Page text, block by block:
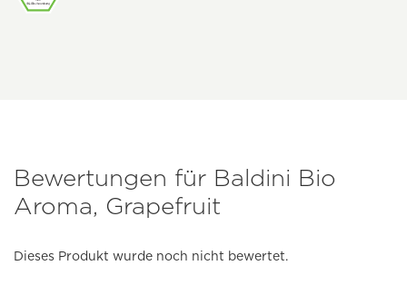
Bewertungen für Baldini Bio
Aroma, Grapefruit
Dieses Produkt wurde noch nicht bewertet.